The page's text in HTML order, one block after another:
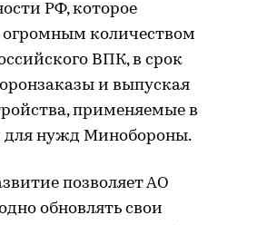
РФ, которое
огромным количеством
ВПК, в срок
и выпуская
применяемые в
для нужд Минобороны.
позволяет АО
обновлять свои